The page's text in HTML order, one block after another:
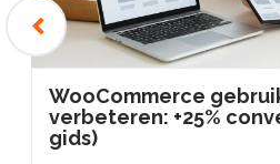
WooCommerce
verbeteren: +25%
gids)
‹